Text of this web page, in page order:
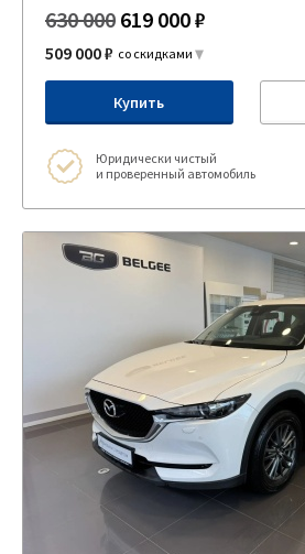
630 000 619 000 ₽
509 000 ₽ со скидками
Купить
Юридически чистый
и проверенный автомобиль